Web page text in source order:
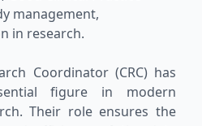
management,
in research.
Coordinator (CRC) has
figure in modern
Their role ensures the